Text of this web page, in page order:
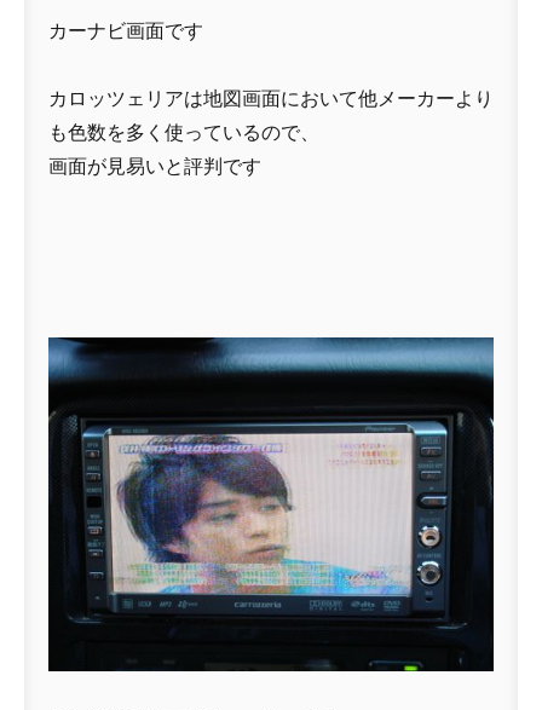
カーナビ画面です
カロッツェリアは地図画面において他メーカーより
も色数を多く使っているので、
画面が見易いと評判です